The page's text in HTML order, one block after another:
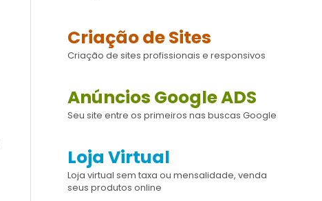
Criação de Sites
Criação de sites profissionais e responsivos
Anúncios Google ADS
Seu site entre os primeiros nas buscas Google
Loja Virtual
Loja virtual sem taxa ou mensalidade, venda
seus produtos online